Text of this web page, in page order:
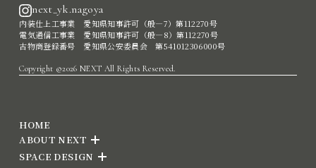
next_yk.nagoya
内装仕上工事業 愛知県知事許可（般―7）第112270号
電気通信工事業 愛知県知事許可（般―8）第112270号
古物商登録番号 愛知県公安委員会 第541012306000号
Copyright ©2026 NEXT All Rights Reserved.
HOME
ABOUT NEXT
SPACE DESIGN